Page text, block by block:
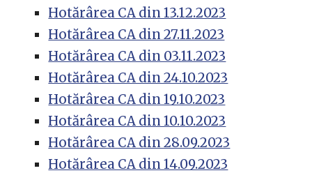
Hotărârea CA din 13.12.2023
Hotărârea CA din 27.11.2023
Hotărârea CA din 03.11.2023
Hotărârea CA din 24.10.2023
Hotărârea CA din 19.10.2023
Hotărârea CA din 10.10.2023
Hotărârea CA din 28.09.2023
Hotărârea CA din 14.09.2023